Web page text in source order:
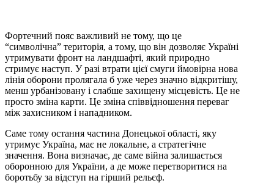
Фортечний пояс важливий не тому, що це
“символічна” територія, а тому, що він дозволяє Україні
утримувати фронт на ландшафті, який природно
стримує наступ. У разі втрати цієї смуги ймовірна нова
лінія оборони пролягала б уже через значно відкритішу,
менш урбанізовану і слабше захищену місцевість. Це не
просто зміна карти. Це зміна співвідношення переваг
між захисником і нападником.
Саме тому остання частина Донецької області, яку
утримує Україна, має не локальне, а стратегічне
значення. Вона визначає, де саме війна залишається
оборонною для України, а де може перетворитися на
боротьбу за відступ на гірший рельєф.